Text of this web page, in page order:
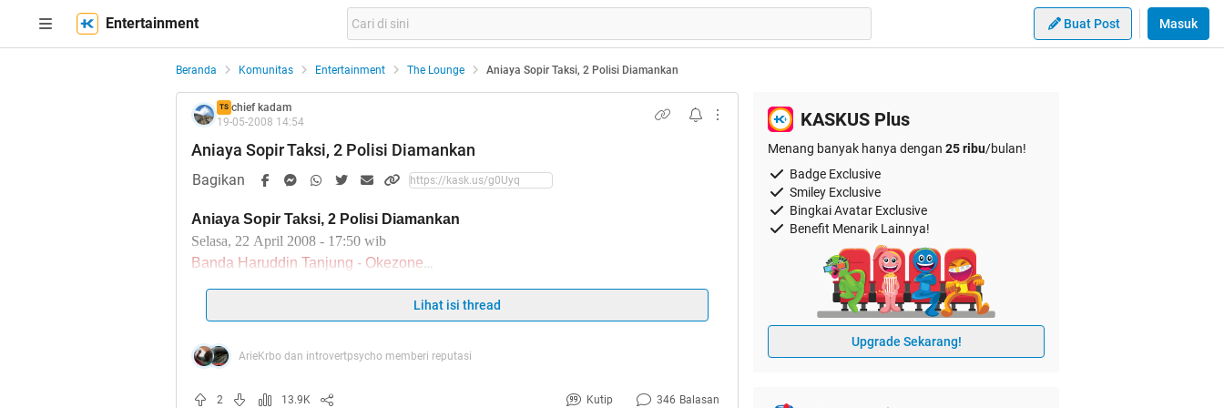
Entertainment Buat Post Masuk
Beranda Komunitas Entertainment The Lounge Aniaya Sopir Taksi, 2 Polisi Diamankan
TS chief kadam
19-05-2008 14:54
Aniaya Sopir Taksi, 2 Polisi Diamankan
Bagikan
Aniaya Sopir Taksi, 2 Polisi Diamankan
Selasa, 22 April 2008 - 17:50 wib
Banda Haruddin Tanjung - Okezone
ini melibatkan dua anggota kepolsian Polsek Tenaya dan Polres Rokan Hilir.
Pekanbaru
Kedua anggota tersebut yakni Bripka Agus, Polsek Tenayan Raya dan rekanya
Lihat isi thread
ArieKrbo dan introvertpsycho memberi reputasi
2 13.9K Kutip 346 Balasan
KASKUS Plus
Menang banyak hanya dengan 25 ribu/bulan!
Badge Exclusive
Smiley Exclusive
Bingkai Avatar Exclusive
Benefit Menarik Lainnya!
Upgrade Sekarang!